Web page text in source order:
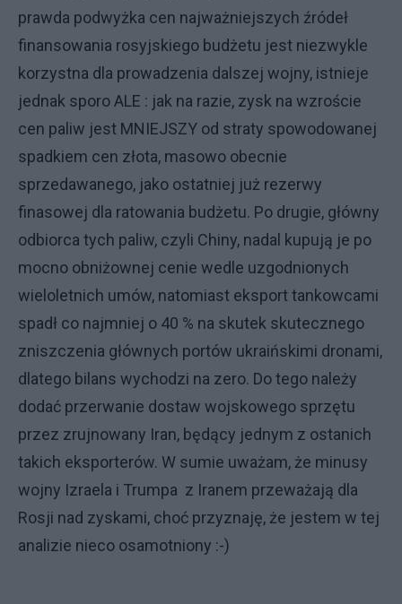
prawda podwyżka cen najważniejszych źródeł
finansowania rosyjskiego budżetu jest niezwykle
korzystna dla prowadzenia dalszej wojny, istnieje
jednak sporo ALE : jak na razie, zysk na wzroście
cen paliw jest MNIEJSZY od straty spowodowanej
spadkiem cen złota, masowo obecnie
sprzedawanego, jako ostatniej już rezerwy
finasowej dla ratowania budżetu. Po drugie, główny
odbiorca tych paliw, czyli Chiny, nadal kupują je po
mocno obniżownej cenie wedle uzgodnionych
wieloletnich umów, natomiast eksport tankowcami
spadł co najmniej o 40 % na skutek skutecznego
zniszczenia głównych portów ukraińskimi dronami,
dlatego bilans wychodzi na zero. Do tego należy
dodać przerwanie dostaw wojskowego sprzętu
przez zrujnowany Iran, będący jednym z ostanich
takich eksporterów. W sumie uważam, że minusy
wojny Izraela i Trumpa z Iranem przeważają dla
Rosji nad zyskami, choć przyznaję, że jestem w tej
analizie nieco osamotniony :-)